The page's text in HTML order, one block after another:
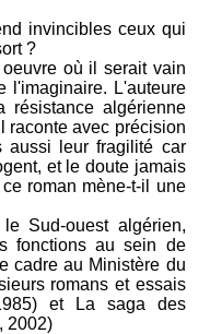
invincibles ceux qui
?
où il serait vain
l'imaginaire. L'auteure
algérienne
raconte avec précision
aussi leur fragilité car
et le doute jamais
roman mène-t-il une
Sud-ouest algérien,
fonctions au sein de
cadre au Ministère du
romans et essais
et La saga des
2002)